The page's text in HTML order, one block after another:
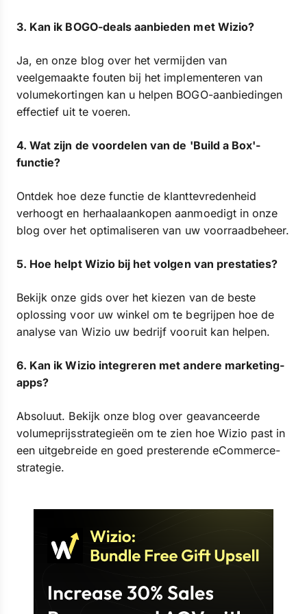
3. Kan ik BOGO-deals aanbieden met Wizio?
Ja, en onze blog over het vermijden van
veelgemaakte fouten bij het implementeren van
volumekortingen kan u helpen BOGO-aanbiedingen
effectief uit te voeren.
4. Wat zijn de voordelen van de 'Build a Box'-
functie?
Ontdek hoe deze functie de klanttevredenheid
verhoogt en herhaalaankopen aanmoedigt in onze
blog over het optimaliseren van uw voorraadbeheer.
5. Hoe helpt Wizio bij het volgen van prestaties?
Bekijk onze gids over het kiezen van de beste
oplossing voor uw winkel om te begrijpen hoe de
analyse van Wizio uw bedrijf vooruit kan helpen.
6. Kan ik Wizio integreren met andere marketing-
apps?
Absoluut. Bekijk onze blog over geavanceerde
volumeprijsstrategieën om te zien hoe Wizio past in
een uitgebreide en goed presterende eCommerce-
strategie.